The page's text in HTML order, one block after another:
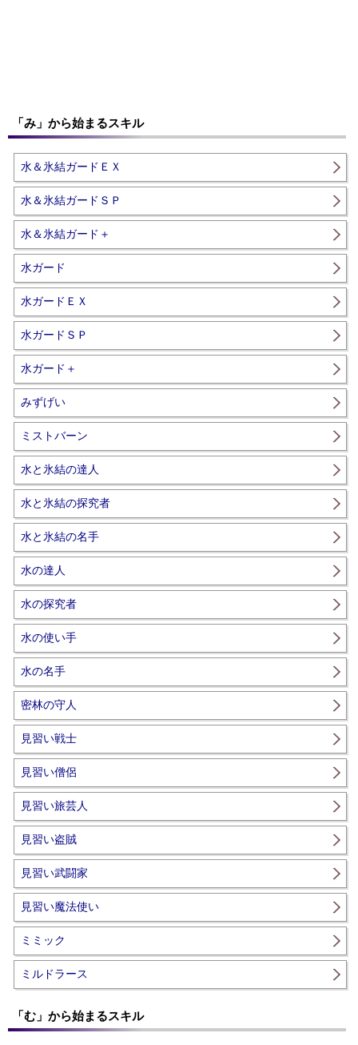
「み」から始まるスキル
水＆氷結ガードＥＸ
水＆氷結ガードＳＰ
水＆氷結ガード＋
水ガード
水ガードＥＸ
水ガードＳＰ
水ガード＋
みずげい
ミストバーン
水と氷結の達人
水と氷結の探究者
水と氷結の名手
水の達人
水の探究者
水の使い手
水の名手
密林の守人
見習い戦士
見習い僧侶
見習い旅芸人
見習い盗賊
見習い武闘家
見習い魔法使い
ミミック
ミルドラース
「む」から始まるスキル